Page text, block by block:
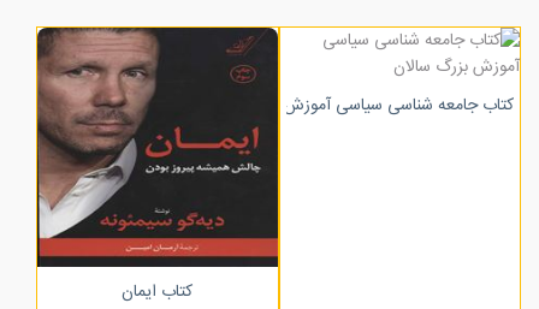
کتاب جامعه شناسی سیاسی آموزش بزرگ سالان
کتاب ایمان